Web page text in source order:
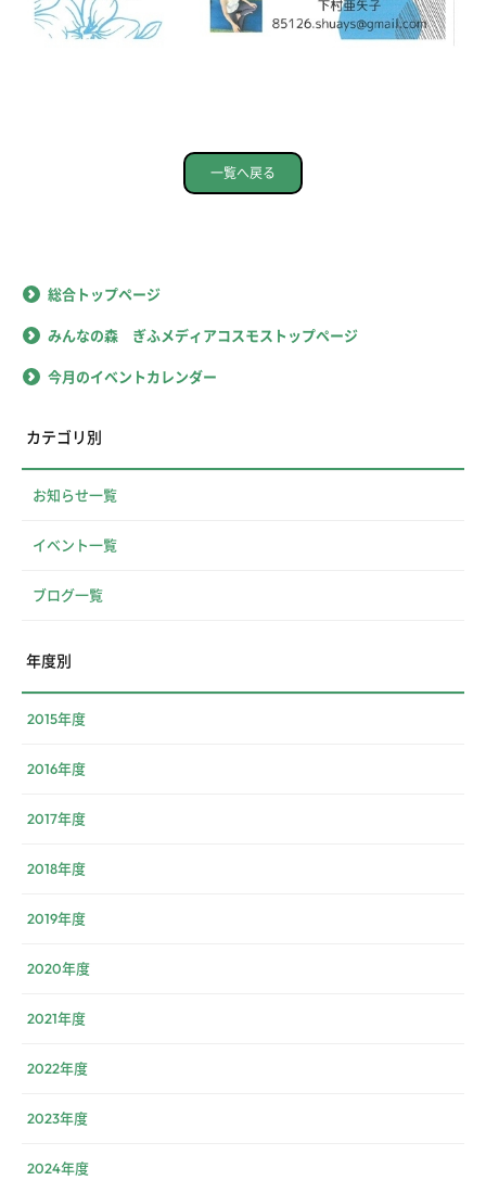
一覧へ戻る
総合トップページ
みんなの森 ぎふメディアコスモストップページ
今月のイベントカレンダー
カテゴリ別
お知らせ一覧
イベント一覧
ブログ一覧
年度別
2015年度
2016年度
2017年度
2018年度
2019年度
2020年度
2021年度
2022年度
2023年度
2024年度